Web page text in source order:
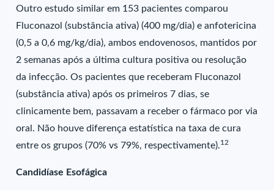
Outro estudo similar em 153 pacientes comparou
Fluconazol (substância ativa) (400 mg/dia) e anfotericina
(0,5 a 0,6 mg/kg/dia), ambos endovenosos, mantidos por
2 semanas após a última cultura positiva ou resolução
da infecção. Os pacientes que receberam Fluconazol
(substância ativa) após os primeiros 7 dias, se
clinicamente bem, passavam a receber o fármaco por via
oral. Não houve diferença estatística na taxa de cura
entre os grupos (70% vs 79%, respectivamente).12
Candidíase Esofágica